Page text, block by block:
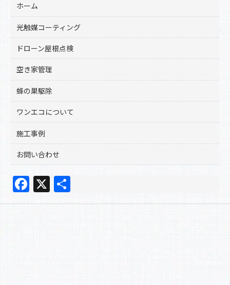
ホーム
光触媒コーティング
ドローン屋根点検
空き家管理
蜂の巣駆除
ワンエコについて
施工事例
お問い合わせ
F
a
X
有